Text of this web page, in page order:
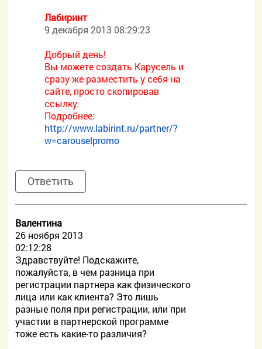
Лабиринт
9 декабря 2013 08:29:23
Добрый день!
Вы можете создать Карусель и
сразу же разместить у себя на
сайте, просто скопировав
ссылку.
Подробнее:
http://www.labirint.ru/partner/?
w=carouselpromo
Ответить
Валентина
26 ноября 2013
02:12:28
Здравствуйте! Подскажите,
пожалуйста, в чем разница при
регистрации партнера как физического
лица или как клиента? Это лишь
разные поля при регистрации, или при
участии в партнерской программе
тоже есть какие-то различия?